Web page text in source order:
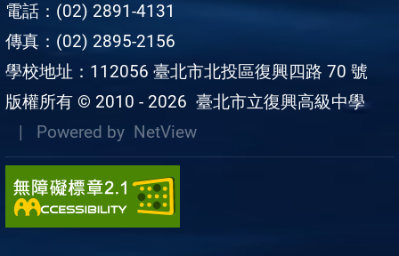
電話：(02) 2891-4131
傳真：(02) 2895-2156
學校地址：112056 臺北市北投區復興四路 70 號
版權所有 © 2010 - 2026 臺北市立復興高級中學
| Powered by NetView